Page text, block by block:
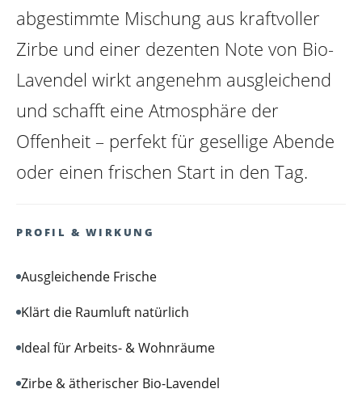
abgestimmte Mischung aus kraftvoller
Zirbe und einer dezenten Note von Bio-
Lavendel wirkt angenehm ausgleichend
und schafft eine Atmosphäre der
Offenheit – perfekt für gesellige Abende
oder einen frischen Start in den Tag.
PROFIL & WIRKUNG
Ausgleichende Frische
Klärt die Raumluft natürlich
Ideal für Arbeits- & Wohnräume
Zirbe & ätherischer Bio-Lavendel